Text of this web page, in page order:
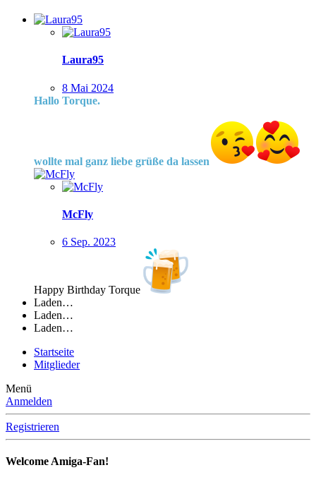
Laura95
8 Mai 2024
Hallo Torque.
wollte mal ganz liebe grüße da lassen
McFly
6 Sep. 2023
Happy Birthday Torque
Laden…
Laden…
Laden…
Startseite
Mitglieder
Menü
Anmelden
Registrieren
Welcome Amiga-Fan!